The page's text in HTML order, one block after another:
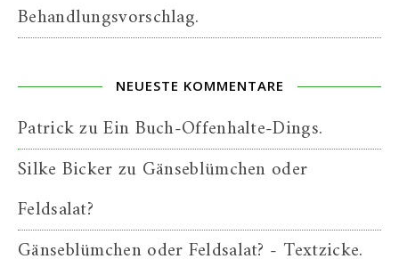
Behandlungsvorschlag.
NEUESTE KOMMENTARE
PatrickzuEin Buch-Offenhalte-Dings.
Silke Bickerzu Gänseblümchen oder
Feldsalat?
Gänseblümchen oder Feldsalat? - Textzicke.